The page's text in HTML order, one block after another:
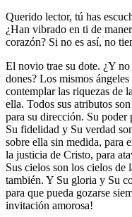
Querido lector, tú has
¿Han vibrado en ti de
corazón? Si no es así, no
El novio trae su dote. ¿Y
dones? Los mismos
contemplar las riquezas de
ella. Todos sus atributos
para su dirección. Su poder
Su fidelidad y Su verdad
sobre ella sin medida, para
la justicia de Cristo, para
Sus cielos son los cielos de
también. Y Su gloria y Su
para que pueda gozarse
invitación amorosa!